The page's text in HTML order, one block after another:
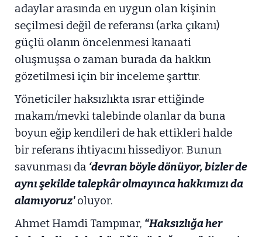
adaylar arasında en uygun olan kişinin
seçilmesi değil de referansı (arka çıkanı)
güçlü olanın öncelenmesi kanaati
oluşmuşsa o zaman burada da hakkın
gözetilmesi için bir inceleme şarttır.
Yöneticiler haksızlıkta ısrar ettiğinde
makam/mevki talebinde olanlar da buna
boyun eğip kendileri de hak ettikleri halde
bir referans ihtiyacını hissediyor. Bunun
savunması da ‘devran böyle dönüyor, bizler de
aynı şekilde talepkâr olmayınca hakkımızı da
alamıyoruz'oluyor.
Ahmet Hamdi Tampınar, “Haksızlığa her